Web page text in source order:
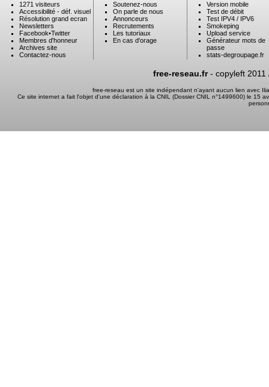
1271 visiteurs
Accessibilité - déf. visuel
Résolution grand ecran
Newsletters
Facebook•Twitter
Membres d'honneur
Archives site
Contactez-nous
Soutenez-nous
On parle de nous
Annonceurs
Recrutements
Les tutoriaux
En cas d'orage
Version mobile
Test de débit
Test IPV4 / IPV6
Smokeping
Upload service
Générateur mots de
passe
stats-degroupage.fr
free-reseau.fr- copyleft 2011
free-reseau est un site indépendant n'ayant aucun lien avec
Ce site internet a fait l'objet d'une déclaration à la CNIL (Dossier CNIL n°1499600) le 15